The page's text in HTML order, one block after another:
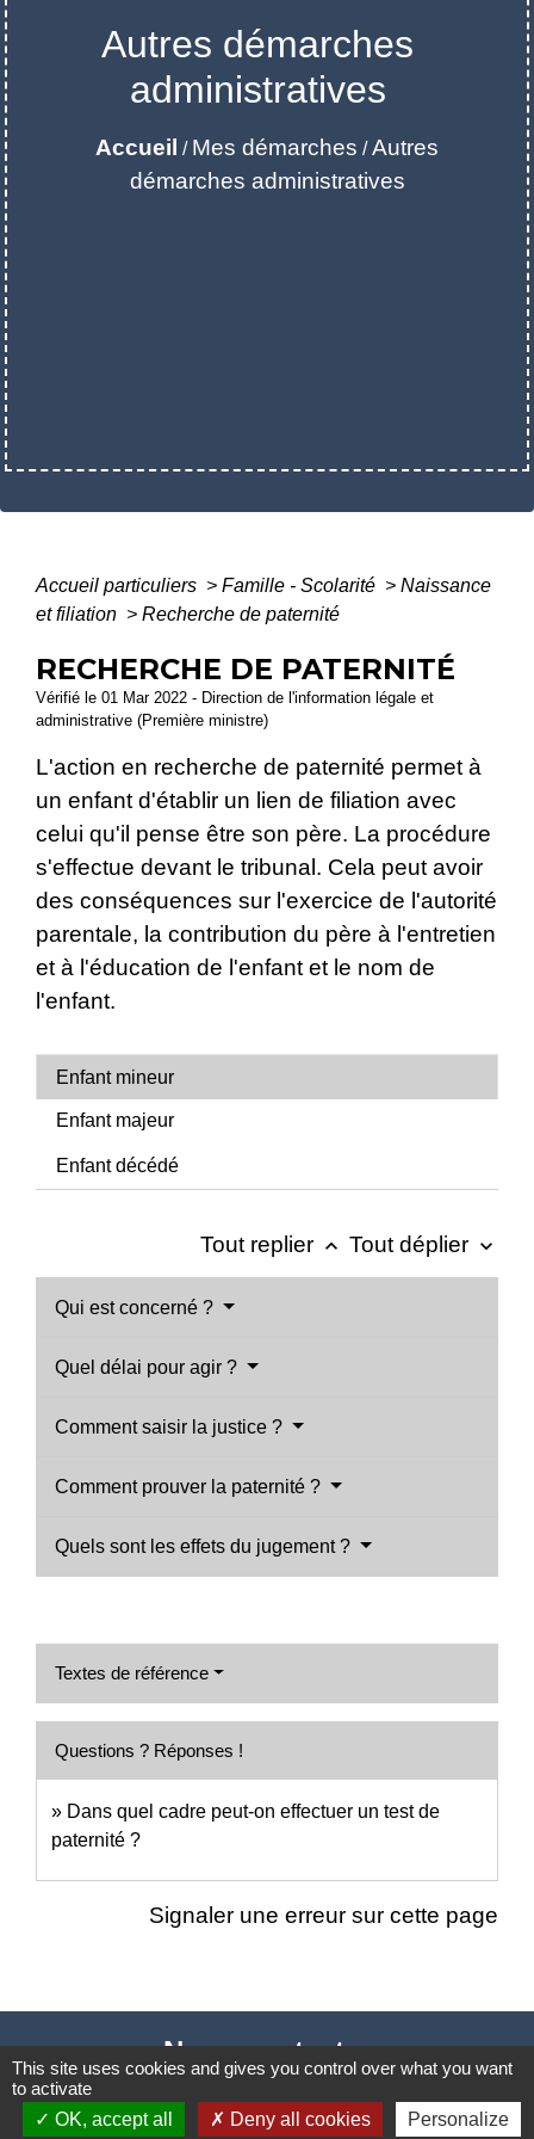
Autres démarches
administratives
Accueil / Mes démarches /Autres
démarches administratives
Accueil particuliers > Famille - Scolarité > Naissance
et filiation > Recherche de paternité
RECHERCHE DE PATERNITÉ
Vérifié le 01 Mar 2022 - Direction de l'information légale et
administrative (Première ministre)
L'action en recherche de paternité permet à
un enfant d'établir un lien de filiation avec
celui qu'il pense être son père. La procédure
s'effectue devant le tribunal. Cela peut avoir
des conséquences sur l'exercice de l'autorité
parentale, la contribution du père à l'entretien
et à l'éducation de l'enfant et le nom de
l'enfant.
Enfant mineur
Enfant majeur
Enfant décédé
Tout replier keyboard_arrow_up Tout déplier keyboard_arrow_down
Qui est concerné ?
Quel délai pour agir ?
Comment saisir la justice ?
Comment prouver la paternité ?
Quels sont les effets du jugement ?
Textes de référence
Questions ? Réponses !
Dans quel cadre peut-on effectuer un test de
paternité ?
Signaler une erreur sur cette page
Nous contacter
Commune de Puylaurens
1 rue de la Mairie
This site uses cookies and gives you control over what you want
to activate
OK, accept all
Deny all cookies Personalize